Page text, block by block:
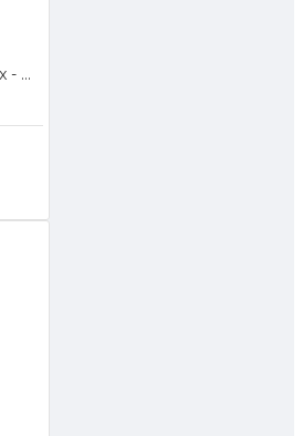
Animal Storage Box - Bangku Anak - Tempat Penyimpanan Mainan